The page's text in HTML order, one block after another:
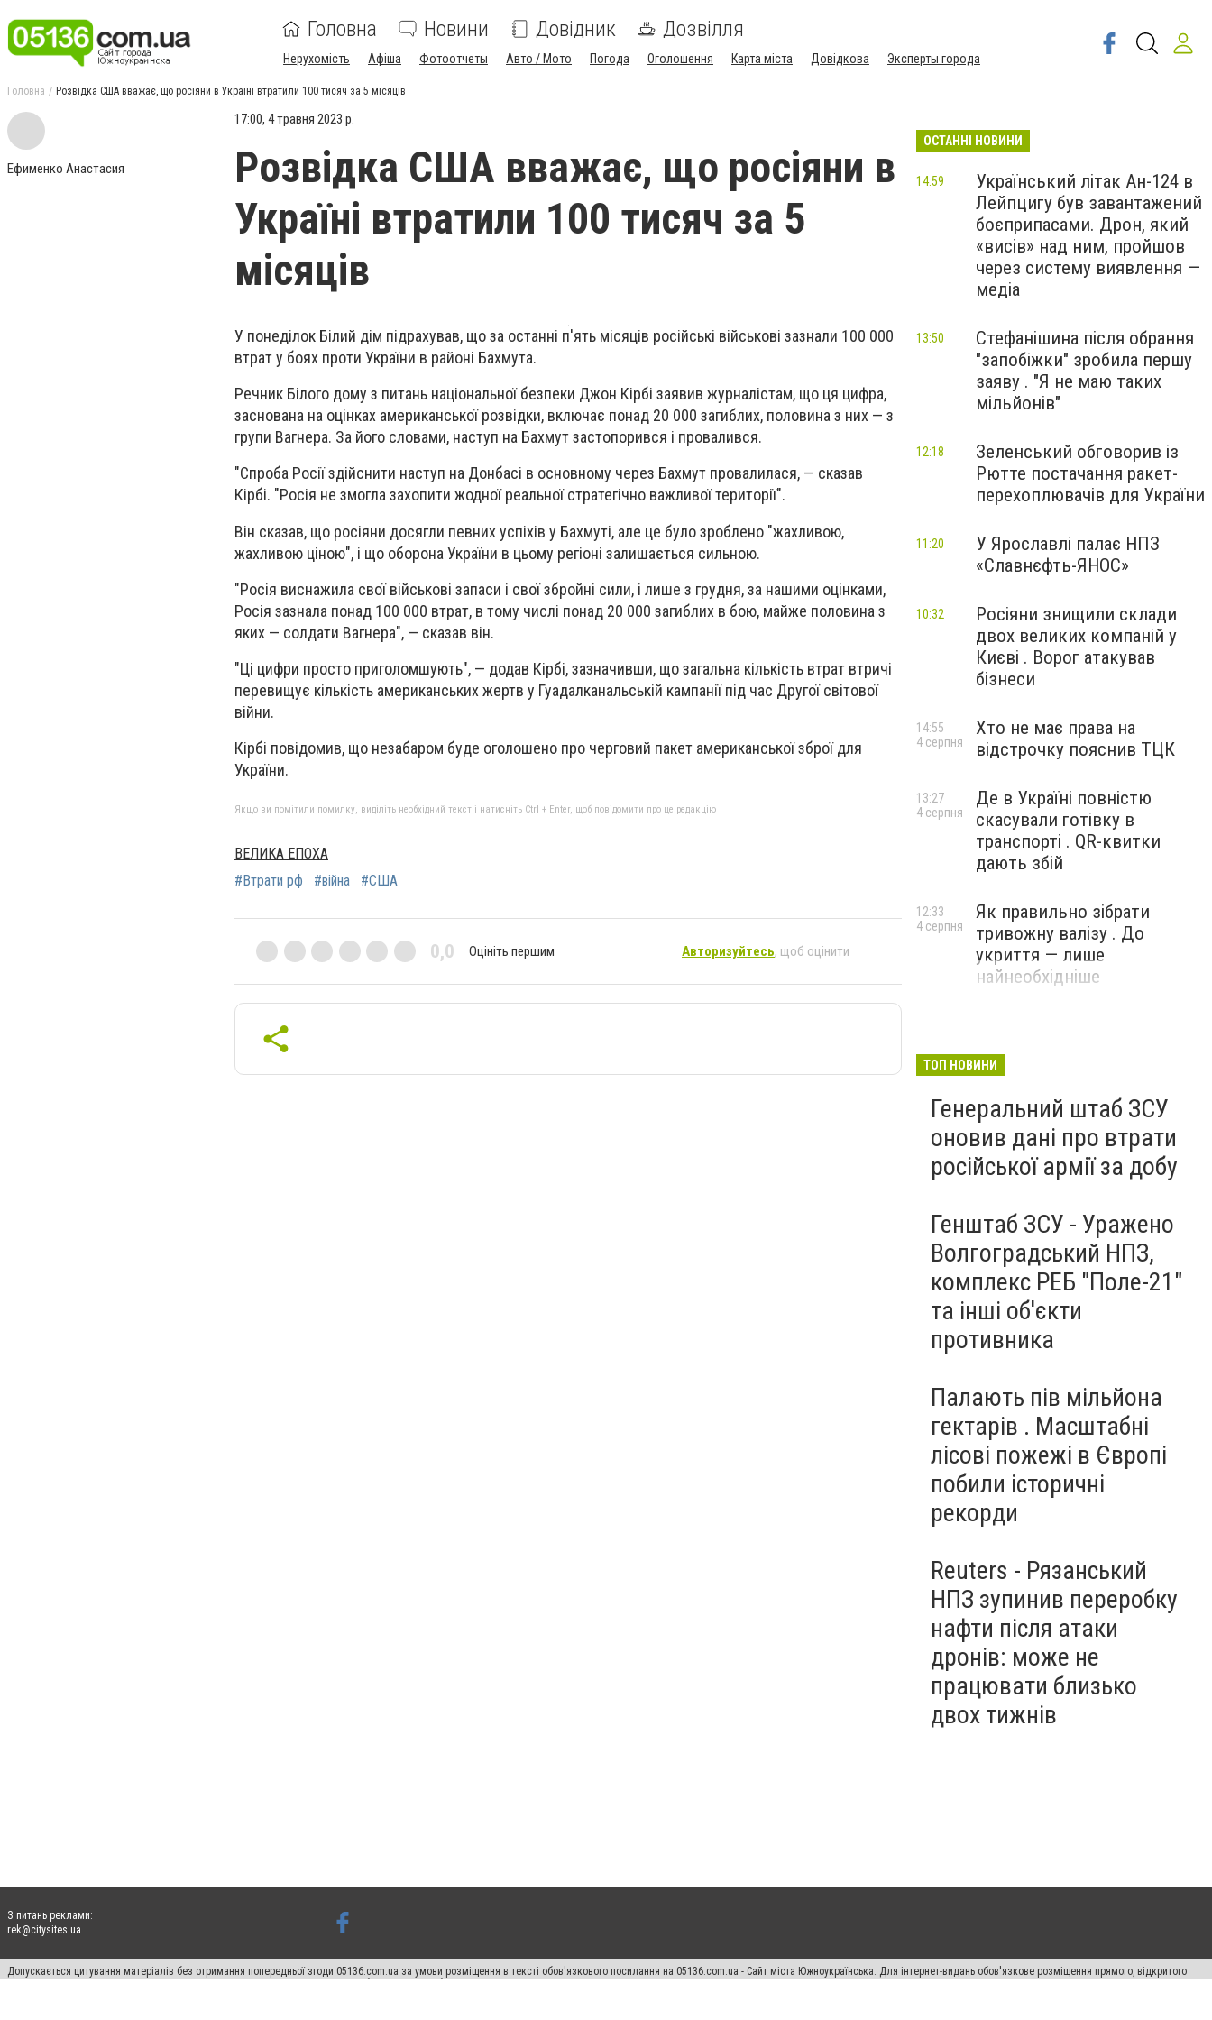
Головна Новини Довідник Дозвілля
Нерухомість Афіша Фотоотчеты Авто / Мото Погода Оголошення Карта міста Довідкова Эксперты города
Головна Розвідка США вважає, що росіяни в Україні втратили 100 тисяч за 5 місяців
Ефименко Анастасия
17:00, 4 травня 2023 р.
Розвідка США вважає, що росіяни в
Україні втратили 100 тисяч за 5
місяців
У понеділок Білий дім підрахував, що за останні п'ять місяців російські військові зазнали 100 000
втрат у боях проти України в районі Бахмута.
Речник Білого дому з питань національної безпеки Джон Кірбі заявив журналістам, що ця цифра,
заснована на оцінках американської розвідки, включає понад 20 000 загиблих, половина з них — з
групи Вагнера. За його словами, наступ на Бахмут застопорився і провалився.
"Спроба Росії здійснити наступ на Донбасі в основному через Бахмут провалилася, — сказав
Кірбі. "Росія не змогла захопити жодної реальної стратегічно важливої території".
Він сказав, що росіяни досягли певних успіхів у Бахмуті, але це було зроблено "жахливою,
жахливою ціною", і що оборона України в цьому регіоні залишається сильною.
"Росія виснажила свої військові запаси і свої збройні сили, і лише з грудня, за нашими оцінками,
Росія зазнала понад 100 000 втрат, в тому числі понад 20 000 загиблих в бою, майже половина з
яких — солдати Вагнера", — сказав він.
"Ці цифри просто приголомшують", — додав Кірбі, зазначивши, що загальна кількість втрат втричі
перевищує кількість американських жертв у Гуадалканальській кампанії під час Другої світової
війни.
Кірбі повідомив, що незабаром буде оголошено про черговий пакет американської зброї для
України.
Якщо ви помітили помилку, виділіть необхідний текст і натисніть Ctrl + Enter, щоб повідомити про це редакцію
ВЕЛИКА ЕПОХА
#Втрати рф
#війна #США
0,0 Оцініть першим Авторизуйтесь, щоб оцінити
ОСТАННІ НОВИНИ
Український літак Ан-124 в
Лейпцигу був завантажений
боєприпасами. Дрон, який
«висів» над ним, пройшов
через систему виявлення —
медіа
14:59
Стефанішина після обрання
"запобіжки" зробила першу
заяву . "Я не маю таких
мільйонів"
13:50
Зеленський обговорив із
Рютте постачання ракет-
перехоплювачів для України
12:18
У Ярославлі палає НПЗ
«Славнєфть-ЯНОС»
11:20
Росіяни знищили склади
двох великих компаній у
Києві . Ворог атакував
бізнеси
10:32
Хто не має права на
відстрочку пояснив ТЦК
14:55
4 серпня
Де в Україні повністю
скасували готівку в
транспорті . QR-квитки
дають збій
13:27
4 серпня
Як правильно зібрати
тривожну валізу . До
укриття — лише
найнеобхідніше
12:33
4 серпня
ТОП НОВИНИ
Генеральний штаб ЗСУ
оновив дані про втрати
російської армії за добу
Генштаб ЗСУ - Уражено
Волгоградський НПЗ,
комплекс РЕБ "Поле-21"
та інші об'єкти
противника
Палають пів мільйона
гектарів . Масштабні
лісові пожежі в Європі
побили історичні
рекорди
Reuters - Рязанський
НПЗ зупинив переробку
нафти після атаки
дронів: може не
працювати близько
двох тижнів
З питань реклами:
rek@citysites.ua
Допускається цитування матеріалів без отримання попередньої згоди 05136.com.ua за умови розміщення в тексті обов'язкового посилання на 05136.com.ua - Сайт міста Южноукраїнська. Для інтернет-видань обов'язкове розміщення прямого, відкритого
для пошукових систем гіперпосилання на цитовані статті не нижче другого абзацу в тексті або в якості джерела. Порушення виняткових прав переслідується Законом.